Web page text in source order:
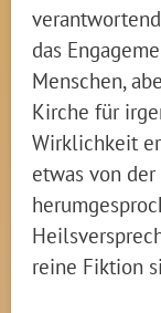
das
Menschen,
Kirche für
Wirklichkeit
etwas von
reine Fiktion